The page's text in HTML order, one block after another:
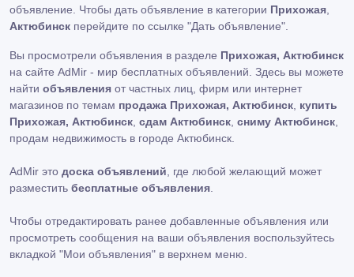
объявление. Чтобы дать объявление в категории Прихожая
Актюбинск перейдите по ссылке "Дать объявление"
Вы просмотрели объявления в разделе Прихожая, Актюбинск
на сайте AdMir - мир бесплатных объявлений. Здесь вы можете
найти объявления от частных лиц, фирм или интернет
магазинов по темам продажа Прихожая, Актюбинск купить
Прихожая, Актюбинск сдам Актюбинск сниму Актюбинск
продам недвижимость в городе Актюбинск.
AdMir это доска объявлений , где любой желающий может
разместить бесплатные объявления
Чтобы отредактировать ранее добавленные объявления или
просмотреть сообщения на ваши объявления воспользуйтесь
вкладкой "Мои объявления" в верхнем меню.